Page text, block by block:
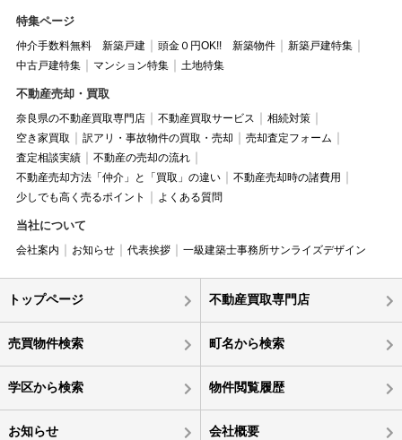
特集ページ
仲介手数料無料 新築戸建 頭金０円OK!! 新築物件
新築戸建特集
中古戸建特集
マンション特集 土地特集
不動産売却・買取
奈良県の不動産買取専門店 不動産買取サービス
相続対策
空き家買取
訳アリ・事故物件の買取・売却
売却査定フォーム
査定相談実績
不動産の売却の流れ
不動産売却方法「仲介」と「買取」の違い
不動産売却時の諸費用
少しでも高く売るポイント
よくある質問
当社について
会社案内 お知らせ 代表挨拶 一級建築士事務所サンライズデザイン
トップページ 不動産買取専門店
売買物件検索 町名から検索
学区から検索 物件閲覧履歴
お知らせ 会社概要